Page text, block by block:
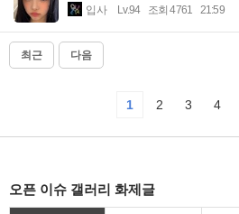
입사 Lv.94 조회 4761 21:59
최근 다음
1 2 3 4
오픈 이슈 갤러리 화제글